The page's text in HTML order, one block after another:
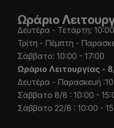
Ωράριο
Δευτέρα - Τετάρτη:
Τρίτη - Πέμπτη -
Σάββατο: 10:00 - 17:00
Ωράριο Λειτουργίας -
Δευτέρα - Παρασκευή
Σάββατο 8/8 : 10:00 -
Σάββατο 22/8 : 10:00 -